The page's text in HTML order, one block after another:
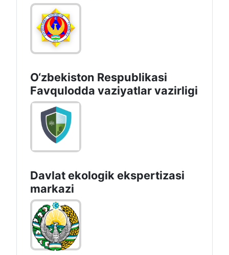
O‘zbеkistоn Rеspublikаsi
Favqulodda vaziyatlar vazirligi
Davlat ekologik ekspertizasi
markazi